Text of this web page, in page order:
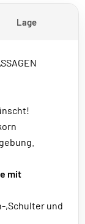
Lage
mit
,Schulter und